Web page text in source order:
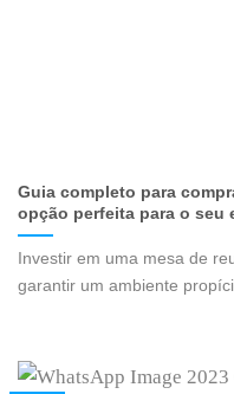
Guia completo para
opção perfeita para o seu
Investir em uma mesa de
garantir um ambiente